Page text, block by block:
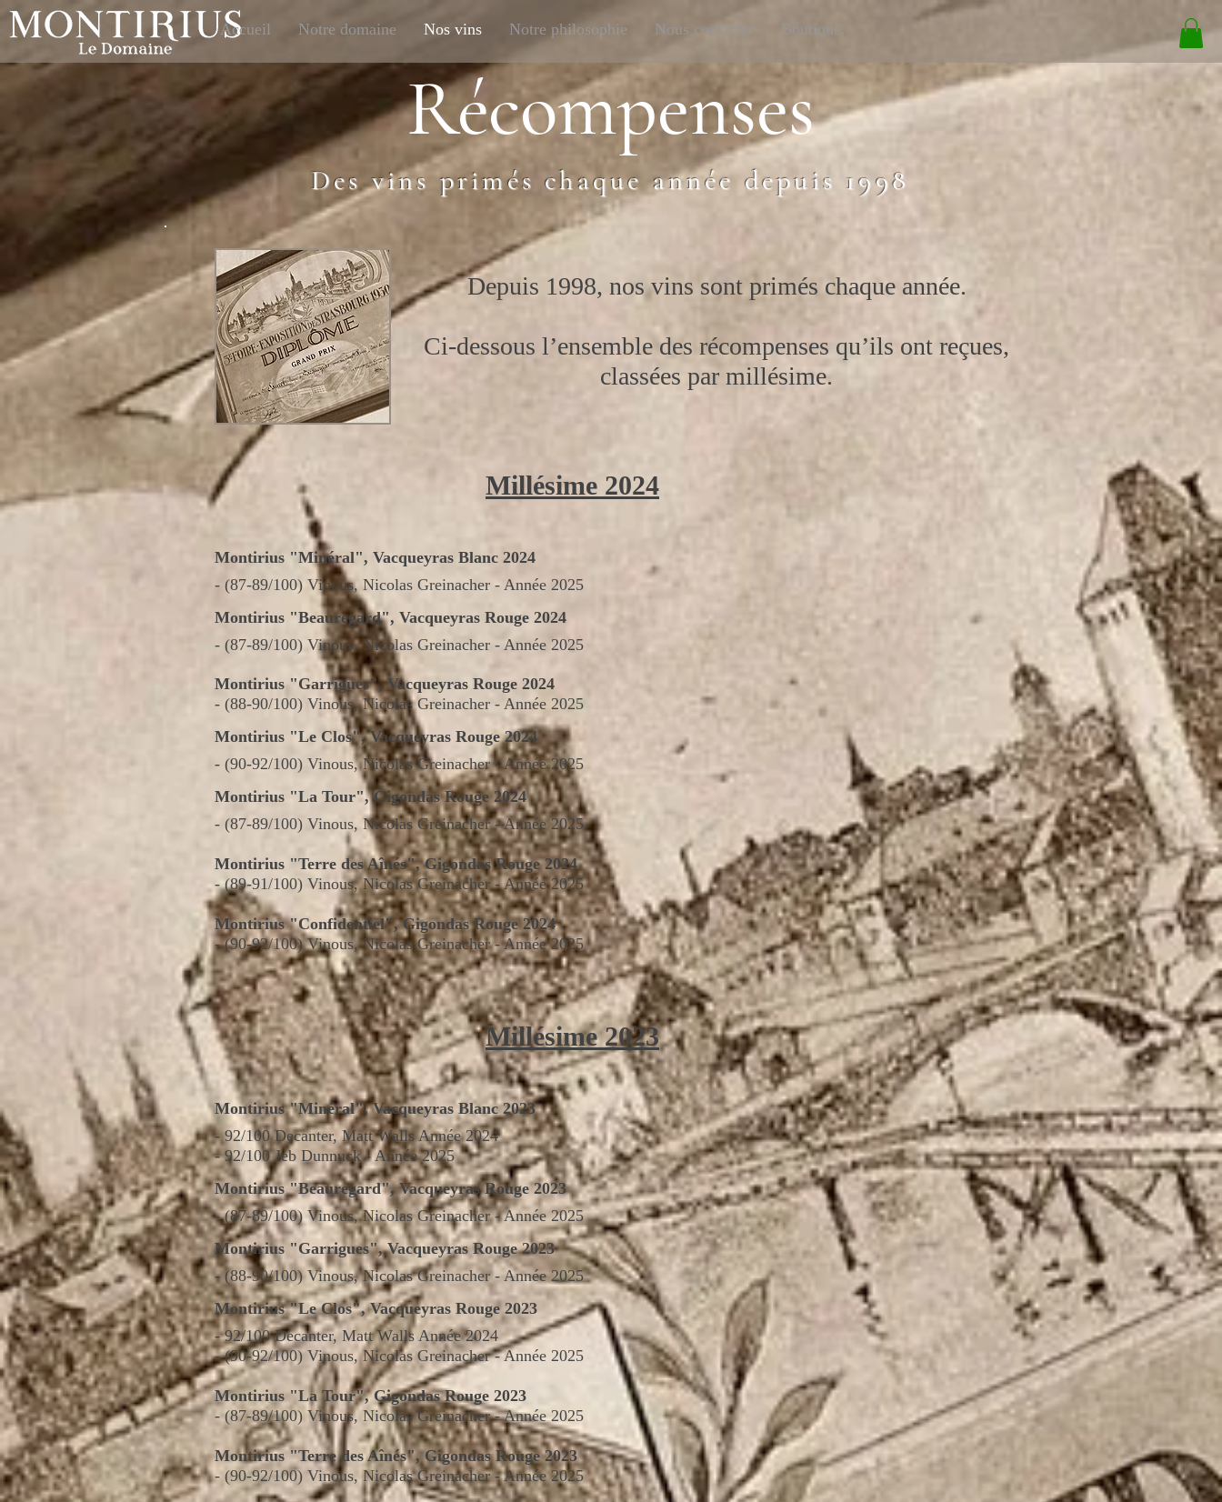
Accueil Notre domaine Nos vins Notre philosophie Nous contacter Boutique
Des vins primés chaque année depuis 1998
Récompenses
Depuis 1998, nos vins sont primés chaque année.
Ci-dessous l’ensemble des récompenses qu’ils ont reçues,
classées par millésime.
Millésime 2024
Montirius "Minéral", Vacqueyras Blanc 2024
- (87-89/100) Vinous, Nicolas Greinacher - Année 2025
Montirius "Beauregard", Vacqueyras Rouge 2024
- (87-89/100) Vinous, Nicolas Greinacher - Année 2025
Montirius "Garrigues", Vacqueyras Rouge 2024
- (88-90/100) Vinous, Nicolas Greinacher - Année 2025
Montirius "Le Clos", Vacqueyras Rouge 2024
- (90-92/100) Vinous, Nicolas Greinacher - Année 2025
Montirius "La Tour", Gigondas Rouge 2024
- (87-89/100) Vinous, Nicolas Greinacher - Année 2025
Montirius "Terre des Aînés", Gigondas Rouge 2024
- (89-91/100) Vinous, Nicolas Greinacher - Année 2025
Montirius "Confidentiel", Gigondas Rouge 2024
- (90-92/100) Vinous, Nicolas Greinacher - Année 2025
Millésime 2023
Montirius "Minéral", Vacqueyras Blanc 2023
-92/100 Decanter, Matt WallsAnnée2024
- 92/100 Jeb Dunnuck - Année 2025
Montirius "Beauregard", Vacqueyras Rouge 2023
- (87-89/100) Vinous, Nicolas Greinacher - Année 2025
Montirius "Garrigues", Vacqueyras Rouge 2023
- (88-90/100) Vinous, Nicolas Greinacher - Année 2025
Montirius "Le Clos", Vacqueyras Rouge 2023
-92/100 Decanter, Matt Walls Année2024
- (90-92/100) Vinous, Nicolas Greinacher - Année 2025
Montirius "La Tour", Gigondas Rouge 2023
- (87-89/100) Vinous, Nicolas Greinacher - Année 2025
Montirius "Terre des Aînés", Gigondas Rouge 2023
- (90-92/100) Vinous, Nicolas Greinacher - Année 2025